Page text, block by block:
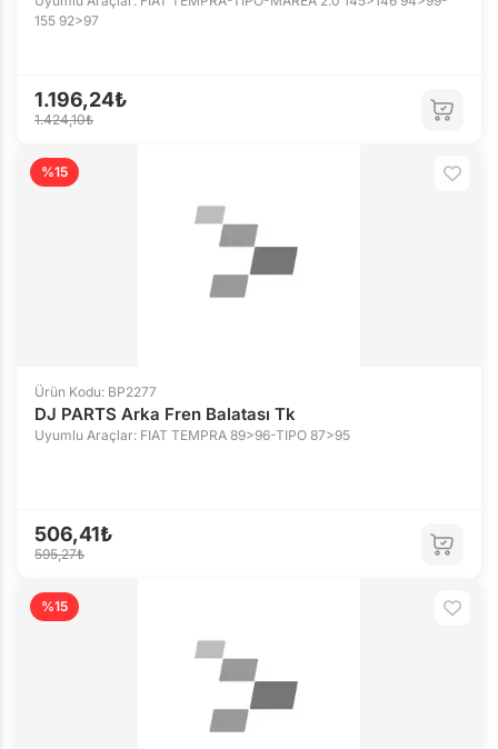
155 92>97
1.196,24₺
1.424,10₺
%15
Ürün Kodu: BP2277
DJ PARTS Arka Fren Balatası Tk
Uyumlu Araçlar: FIAT TEMPRA 89>96-TIPO 87>95
506,41₺
595,27₺
%15